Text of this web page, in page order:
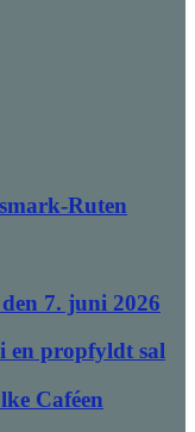
Ruten
7. juni 2026
en propfyldt sal
Caféen